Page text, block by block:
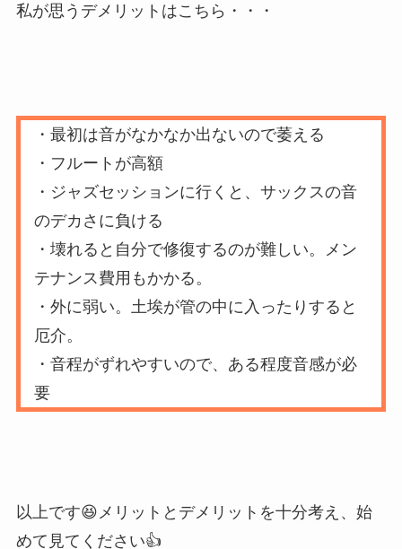
私が思うデメリットはこちら・・・
・最初は音がなかなか出ないので萎える
・フルートが高額
・ジャズセッションに行くと、サックスの音
のデカさに負ける
・壊れると自分で修復するのが難しい。メン
テナンス費用もかかる。
・外に弱い。土埃が管の中に入ったりすると
厄介。
・音程がずれやすいので、ある程度音感が必
要
以上です😆メリットとデメリットを十分考え、始
めて見てください👍